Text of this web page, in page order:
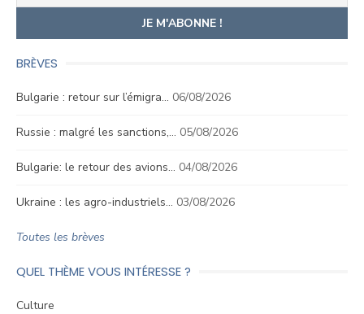
BRÈVES
Bulgarie : retour sur l’émigra… 06/08/2026
Russie : malgré les sanctions,… 05/08/2026
Bulgarie: le retour des avions… 04/08/2026
Ukraine : les agro-industriels… 03/08/2026
Toutes les brèves
QUEL THÈME VOUS INTÉRESSE ?
Culture